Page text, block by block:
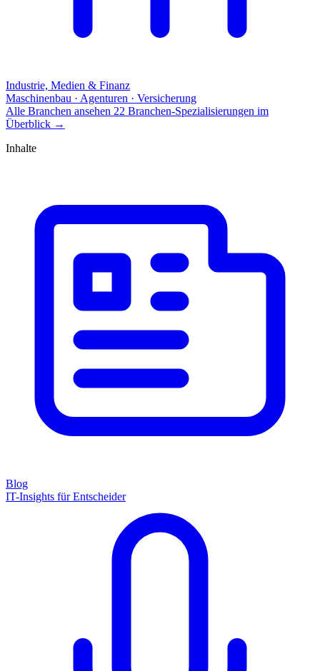
Industrie, Medien & Finanz
Maschinenbau · Agenturen · Versicherung
Alle Branchen ansehen 22 Branchen-Spezialisierungen im
Überblick →
Inhalte
Blog
IT-Insights für Entscheider